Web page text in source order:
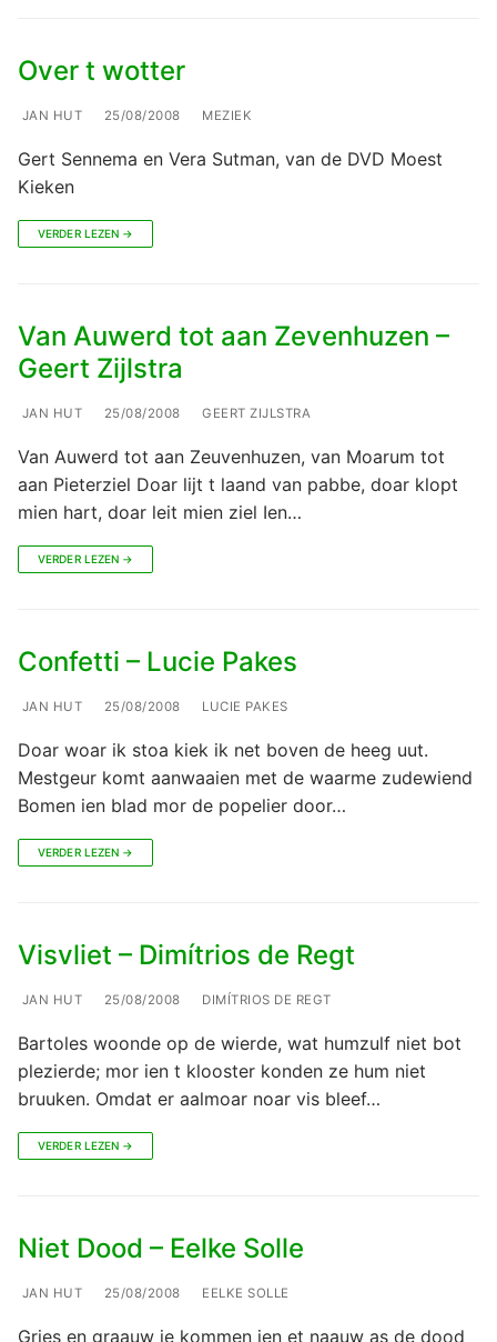
Over t wotter
JAN HUT 25/08/2008 MEZIEK
Gert Sennema en Vera Sutman, van de DVD Moest
Kieken
VERDER LEZEN →
Van Auwerd tot aan Zevenhuzen –
Geert Zijlstra
JAN HUT 25/08/2008 GEERT ZIJLSTRA
Van Auwerd tot aan Zeuvenhuzen, van Moarum tot
aan Pieterziel Doar lijt t laand van pabbe, doar klopt
mien hart, doar leit mien ziel Ien…
VERDER LEZEN →
Confetti – Lucie Pakes
JAN HUT 25/08/2008 LUCIE PAKES
Doar woar ik stoa kiek ik net boven de heeg uut.
Mestgeur komt aanwaaien met de waarme zudewiend
Bomen ien blad mor de popelier door…
VERDER LEZEN →
Visvliet – Dimítrios de Regt
JAN HUT 25/08/2008 DIMÍTRIOS DE REGT
Bartoles woonde op de wierde, wat humzulf niet bot
plezierde; mor ien t klooster konden ze hum niet
bruuken. Omdat er aalmoar noar vis bleef…
VERDER LEZEN →
Niet Dood – Eelke Solle
JAN HUT 25/08/2008 EELKE SOLLE
Gries en graauw je kommen ien et naauw as de dood